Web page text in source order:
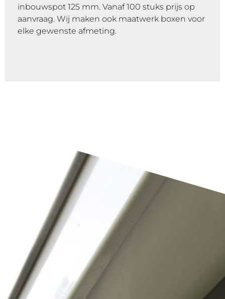
inbouwspot 125 mm. Vanaf 100 stuks prijs op
aanvraag. Wij maken ook maatwerk boxen voor
elke gewenste afmeting.